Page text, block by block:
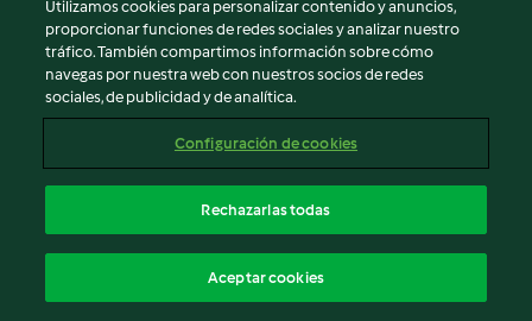
lentejas y arroz
Crema de calabacín y
aguacate
Utilizamos cookies para personalizar contenido y anuncios,
proporcionar funciones de redes sociales y analizar nuestro
tráfico. También compartimos información sobre cómo
navegas por nuestra web con nuestros socios de redes
sociales, de publicidad y de analítica.
Configuración de cookies
Rechazarlas todas
Aceptar cookies